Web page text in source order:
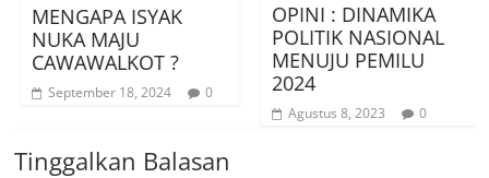
ISYAK
MAJU
?
September 18, 2024
OPINI : DINAMIKA
POLITIK NASIONAL
MENUJU PEMILU
2024
Agustus 8, 2023
Tinggalkan Balasan